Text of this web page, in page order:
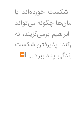
یا
می‌تواند
نه
شکست
ببرد...